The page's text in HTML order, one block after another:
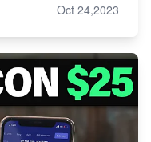
Oct 24,2023